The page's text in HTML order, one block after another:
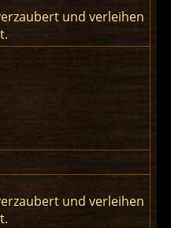
und verleihen
und verleihen